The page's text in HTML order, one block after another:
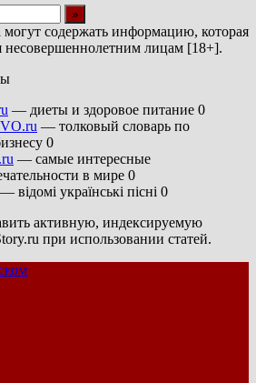
содержать информацию, которая
несовершеннолетним лицам [18+].
— диеты и здоровое питание 0
— толковый словарь по
0
— самые интересные
в мире 0
— відомі українські пісні 0
активную, индексируемую
при использовании статей.